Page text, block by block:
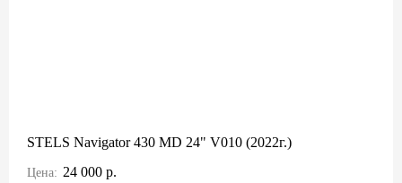
STELS Navigator 430 MD 24" V010 (2022г.)
Цена: 24 000 р.